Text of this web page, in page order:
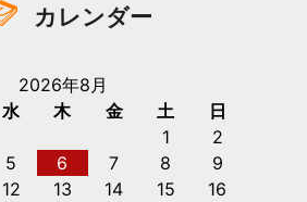
カレンダー
2026年8月
水 木 金 土
日
1
2
5 6 7 8
9
12 13 14 15
16